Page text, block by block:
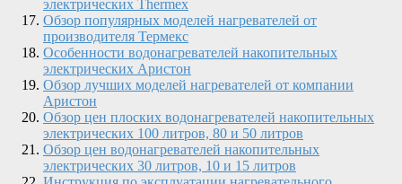
электрических Thermex
Обзор популярных моделей нагревателей от
производителя Термекс
Особенности водонагревателей накопительных
электрических Аристон
Обзор лучших моделей нагревателей от компании
Аристон
Обзор цен плоских водонагревателей накопительных
электрических 100 литров, 80 и 50 литров
Обзор цен водонагревателей накопительных
электрических 30 литров, 10 и 15 литров